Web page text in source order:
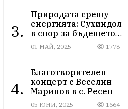
3.
Природата срещу
енергията: Сухиндол
в спор за бъдещето
на 9000 декара гори
01 МАЙ, 2025 1778
4.
Благотворителен
концерт с Веселин
Маринов в с. Ресен
05 ЮНИ, 2025 1664